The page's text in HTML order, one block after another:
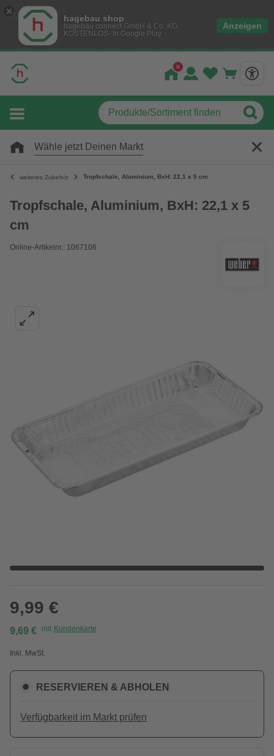
hagebau shop
hagebau connect GmbH & Co. KG
KOSTENLOS- In Google Play
Anzeigen
Wähle jetzt Deinen Markt
weiteres Zubehör Tropfschale, Aluminium, BxH: 22,1 x 5 cm
Tropfschale, Aluminium, BxH: 22,1 x 5
cm
Online-Artikelnr.: 1067106
9,99 €
9,69 € mit Kundenkarte
Inkl. MwSt.
RESERVIEREN & ABHOLEN
Verfügbarkeit im Markt prüfen